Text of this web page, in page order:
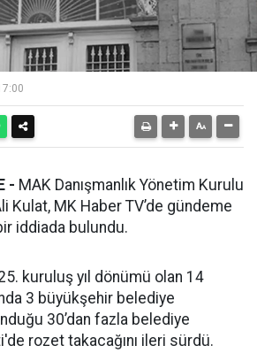
- MAK Danışmanlık Yönetim Kurulu
Kulat, MK Haber TV’de gündeme
iddiada bulundu.
kuruluş yıl dönümü olan 14
3 büyükşehir belediye
30’dan fazla belediye
rozet takacağını ileri sürdü.